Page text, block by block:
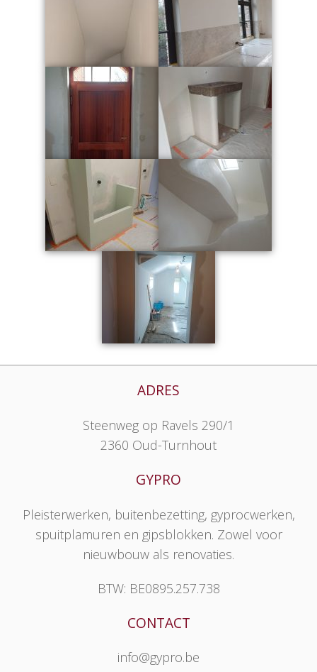
ADRES
Steenweg op Ravels 290/1
2360 Oud-Turnhout
GYPRO
Pleisterwerken, buitenbezetting, gyprocwerken,
spuitplamuren en gipsblokken. Zowel voor
nieuwbouw als renovaties.
BTW: BE0895.257.738
CONTACT
info@gypro.be